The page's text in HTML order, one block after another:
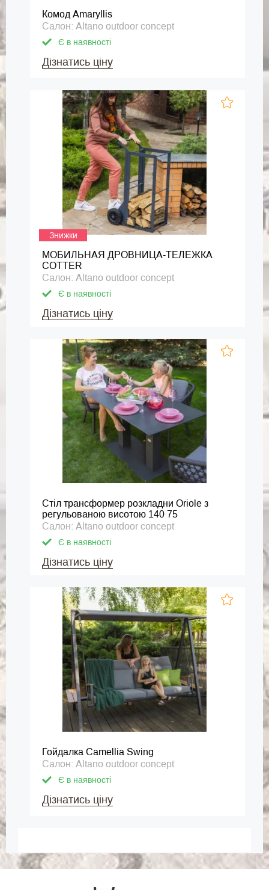
Комод Amaryllis
Салон: Altano outdoor concept
Є в наявності
Дізнатись ціну
Знижки
МОБИЛЬНАЯ ДРОВНИЦА-ТЕЛЕЖКА
COTTER
Салон: Altano outdoor concept
Є в наявності
Дізнатись ціну
Стіл трансформер розкладни Oriole з
регульованою висотою 140 75
Салон: Altano outdoor concept
Є в наявності
Дізнатись ціну
Гойдалка Camellia Swing
Салон: Altano outdoor concept
Є в наявності
Дізнатись ціну